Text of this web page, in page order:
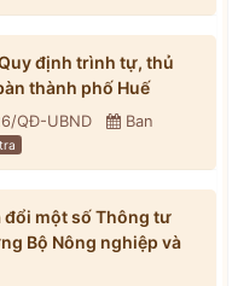
định trình tự, thủ
thành phố Huế
QĐ-UBND
Ban
một số Thông tư
Bộ Nông nghiệp và